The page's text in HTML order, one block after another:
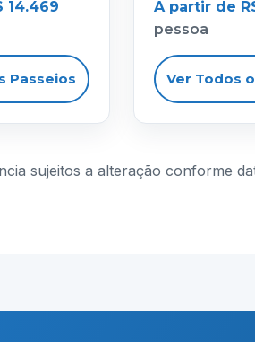
14.469
Passeios
A partir de
pessoa
Ver Todos
sujeitos a alteração conforme